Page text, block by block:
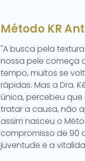
Método KR
"A busca pela
nossa pele começa
tempo, muitos se
rápidas. Mas a Dra.
única, percebeu
tratar a causa, não
assim nasceu o
compromisso de 90
juventude e a